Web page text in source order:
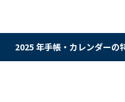
2025 年手帳・カレンダーの